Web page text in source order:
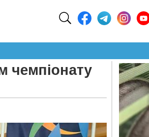
чемпіонату